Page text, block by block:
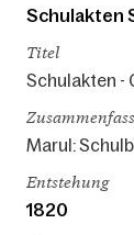
Schulakten
Titel
Schulakten -
Marul:
Entstehung
1820